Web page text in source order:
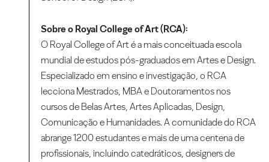
Sobre o Royal College of Art (RCA):
O Royal College of Art é a mais conceituada escola
mundial de estudos pós-graduados em Artes e Design.
Especializado em ensino e investigação, o RCA
lecciona Mestrados, MBA e Doutoramentos nos
cursos de Belas Artes, Artes Aplicadas, Design,
Comunicação e Humanidades. A comunidade do RCA
abrange 1200 estudantes e mais de uma centena de
profissionais, incluindo catedráticos, designers de